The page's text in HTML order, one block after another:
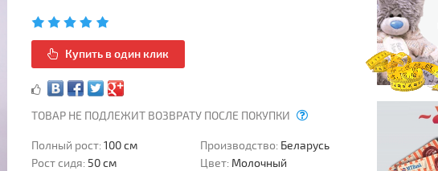
Купить в один клик
ТОВАР НЕ ПОДЛЕЖИТ ВОЗВРАТУ ПОСЛЕ ПОКУПКИ
Полный рост:100 см Производство: Беларусь
Рост сидя: 50 см Цвет: Молочный